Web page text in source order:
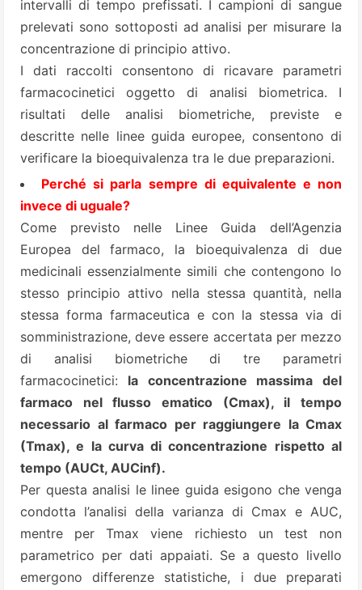
intervalli di tempo prefissati. I campioni di sangue
prelevati sono sottoposti ad analisi per misurare la
concentrazione di principio attivo.
I dati raccolti consentono di ricavare parametri
farmacocinetici oggetto di analisi biometrica. I
risultati delle analisi biometriche, previste e
descritte nelle linee guida europee, consentono di
verificare la bioequivalenza tra le due preparazioni.
Perché si parla sempre di equivalente e non
invece di uguale?
Come previsto nelle Linee Guida dell’Agenzia
Europea del farmaco, la bioequivalenza di due
medicinali essenzialmente simili che contengono lo
stesso principio attivo nella stessa quantità, nella
stessa forma farmaceutica e con la stessa via di
somministrazione, deve essere accertata per mezzo
di analisi biometriche di tre parametri
farmacocinetici: la concentrazione massima del
farmaco nel flusso ematico (Cmax), il tempo
necessario al farmaco per raggiungere la Cmax
(Tmax), e la curva di concentrazione rispetto al
tempo (AUCt, AUCinf).
Per questa analisi le linee guida esigono che venga
condotta l’analisi della varianza di Cmax e AUC,
mentre per Tmax viene richiesto un test non
parametrico per dati appaiati. Se a questo livello
emergono differenze statistiche, i due preparati